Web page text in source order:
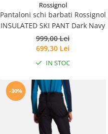
Rossignol
Pantaloni schi barbati Rossignol
INSULATED SKI PANT Dark Navy
999,00 Lei
699,30 Lei
IN STOC
-30%